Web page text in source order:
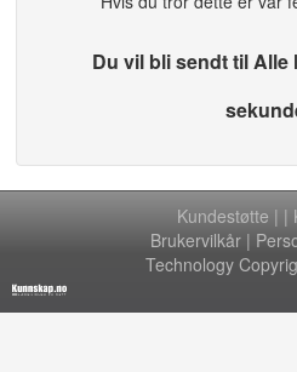
Du vil bli sendt til
Kundestøtte | |
Brukervilkår |
Technology